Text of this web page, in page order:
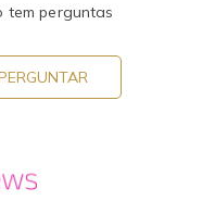
tem perguntas